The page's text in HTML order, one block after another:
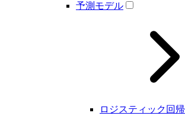
予測モデル
ロジスティック回帰